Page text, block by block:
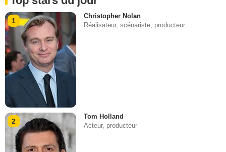
1
Christopher Nolan
Réalisateur, scénariste, producteur
2
Tom Holland
Acteur, producteur